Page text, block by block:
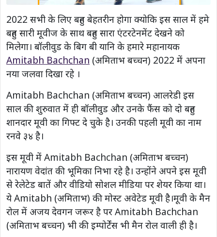
2022 सभी के लिए बहुत बेहतरीन होगा क्योकि इस साल में हमे
बहुत सारी मूवीज के साथ बहुत सारा एंटरटेनमेंट देखने को
मिलेगा। बॉलीवुड के बिग बी यानि के हमारे महानायक
Amitabh Bachchan (अमिताभ बच्चन) 2022 में अपना
नया जलवा दिखा रहे ।
Amitabh Bachchan (अमिताभ बच्चन) आलरेडी इस
साल की शुरुवात में ही बॉलीवुड और उनके फैंस को दो बहुत
शानदार मूवी का गिफ्ट दे चुके है। उनकी पहली मूवी का नाम
रनवे ३४ है।
इस मूवी में Amitabh Bachchan (अमिताभ बच्चन)
नारायण वेदांत की भूमिका निभा रहे है। उन्होंने अपने इस मूवी
से रेलेटेड बातें और वीडियो सोशल मीडिया पर शेयर किया था।
ये Amitabh (अमिताभ) की मोस्ट अवेटेड मूवी है।मूवी के मैन
रोल में अजय देवगन जरूर है पर Amitabh Bachchan
(अमिताभ बच्चन) भी की इम्पोर्टेंस भी मैन रोल वाली ही है।